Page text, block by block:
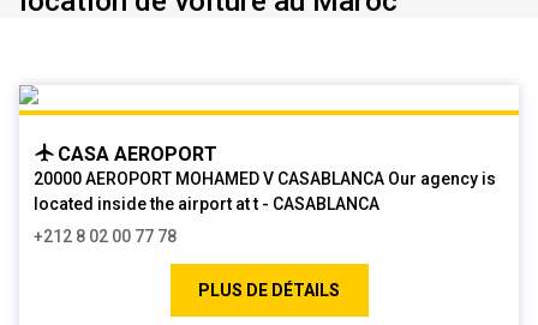
CASA AEROPORT
20000 AEROPORT MOHAMED V CASABLANCA Our agency is
located inside the airport at t - CASABLANCA
+212 8 02 00 77 78
PLUS DE DÉTAILS